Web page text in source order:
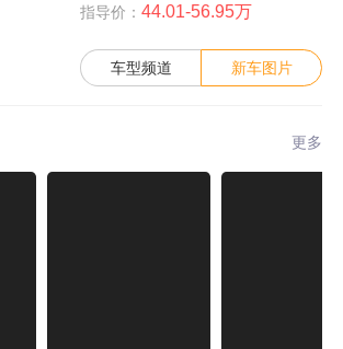
指导价： 44.01-56.95万
车型频道 新车图片
更多